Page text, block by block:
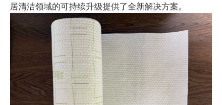
居清洁领域的可持续升级提供了全新解决方案。